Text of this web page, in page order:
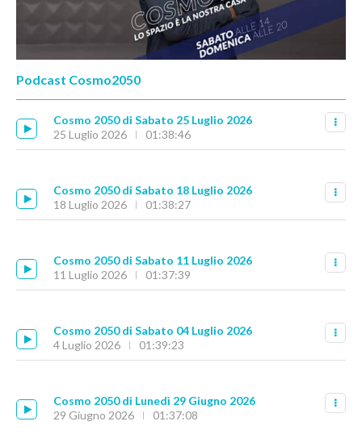
Podcast Cosmo2050
Cosmo 2050 di Sabato 25 Luglio 2026
25 Luglio 2026
01:38:46
Cosmo 2050 di Sabato 18 Luglio 2026
18 Luglio 2026
01:38:27
Cosmo 2050 di Sabato 11 Luglio 2026
11 Luglio 2026
01:37:39
Cosmo 2050 di Sabato 04 Luglio 2026
4 Luglio 2026
01:39:23
Cosmo 2050 di Lunedì 29 Giugno 2026
29 Giugno 2026
01:37:08